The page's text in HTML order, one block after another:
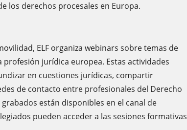
los derechos procesales en Europa.
ELF organiza webinars sobre temas de
profesión jurídica europea. Estas actividades
en cuestiones jurídicas, compartir
de contacto entre profesionales del Derecho
están disponibles en el canal de
pueden acceder a las sesiones formativas